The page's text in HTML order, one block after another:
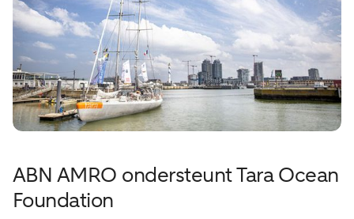
ABN AMRO ondersteunt Tara Ocean
Foundation